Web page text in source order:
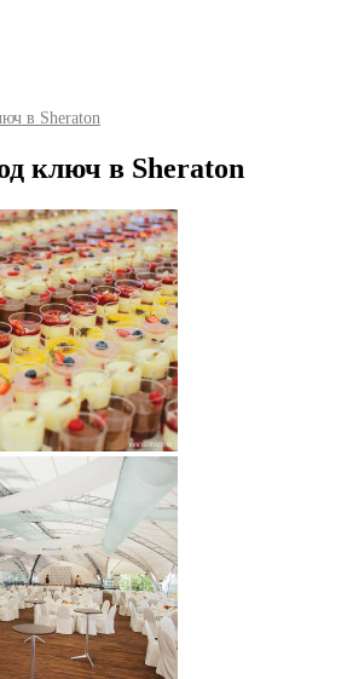
в Sheraton
ключ в Sheraton